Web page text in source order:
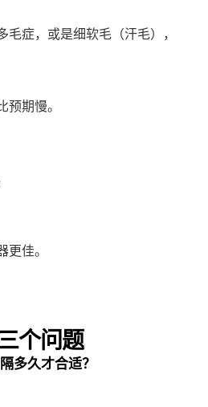
症，或是细软毛（汗毛），
期慢。
佳。
个问题
多久才合适？